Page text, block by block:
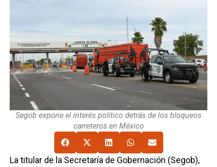
Segob expone el interés político detrás de los bloqueos
carreteros en México
La titular de la Secretaría de Gobernación (Segob),